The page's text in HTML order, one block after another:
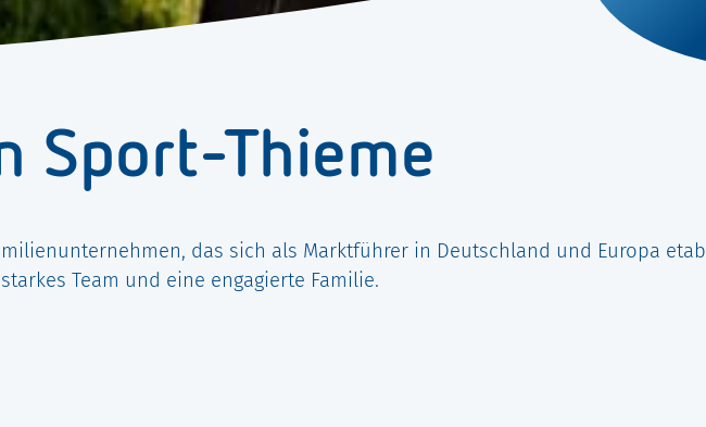
Sport-Thieme
das sich als Marktführer in Deutschland und Europa
Team und eine engagierte Familie.